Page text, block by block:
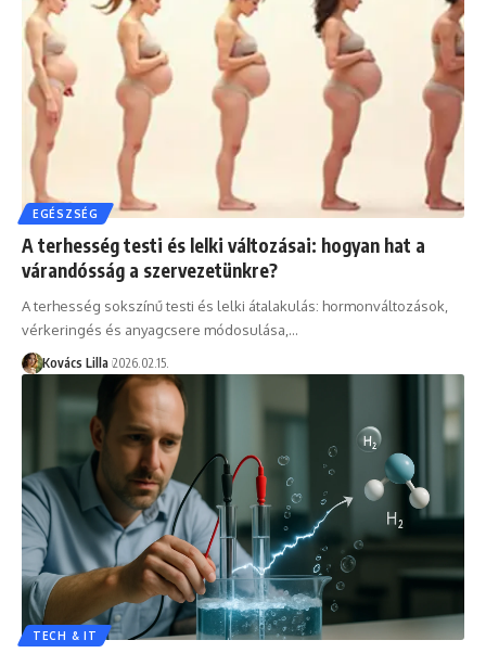
EGÉSZSÉG
A terhesség testi és lelki változásai: hogyan hat a
várandósság a szervezetünkre?
A terhesség sokszínű testi és lelki átalakulás: hormonváltozások,
vérkeringés és anyagcsere módosulása,…
Kovács Lilla 2026.02.15.
TECH & IT